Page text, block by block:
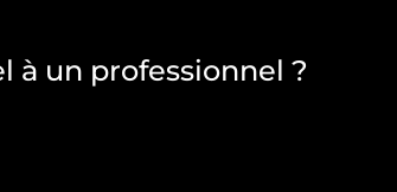
à un professionnel ?